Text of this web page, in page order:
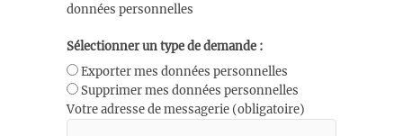
données personnelles
Sélectionner un type de demande :
Exporter mes données personnelles
Supprimer mes données personnelles
Votre adresse de messagerie (obligatoire)